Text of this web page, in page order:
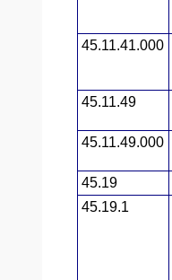
45.11.41.000
45.11.49
45.11.49.000
45.19
45.19.1